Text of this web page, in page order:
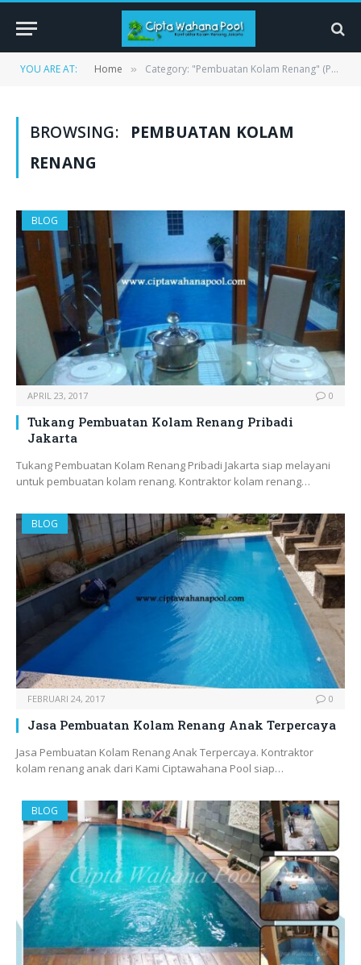
YOU ARE AT: Home » Category: "Pembuatan Kolam Renang" (Page 11)
BROWSING:
PEMBUATAN KOLAM
RENANG
BLOG
APRIL 23, 2017 0
Tukang Pembuatan Kolam Renang Pribadi
Jakarta
Tukang Pembuatan Kolam Renang Pribadi Jakarta siap melayani
untuk pembuatan kolam renang. Kontraktor kolam renang…
BLOG
FEBRUARI 24, 2017 0
Jasa Pembuatan Kolam Renang Anak Terpercaya
Jasa Pembuatan Kolam Renang Anak Terpercaya. Kontraktor
kolam renang anak dari Kami Ciptawahana Pool siap…
BLOG